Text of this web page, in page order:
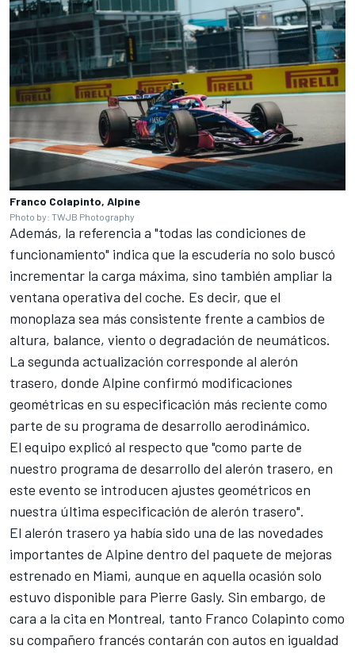
Franco Colapinto, Alpine
Photo by: TWJB Photography
Además, la referencia a "todas las condiciones de
funcionamiento" indica que la escudería no solo buscó
incrementar la carga máxima, sino también ampliar la
ventana operativa del coche. Es decir, que el
monoplaza sea más consistente frente a cambios de
altura, balance, viento o degradación de neumáticos.
La segunda actualización corresponde al alerón
trasero, donde Alpine confirmó modificaciones
geométricas en su especificación más reciente como
parte de su programa de desarrollo aerodinámico.
El equipo explicó al respecto que "como parte de
nuestro programa de desarrollo del alerón trasero, en
este evento se introducen ajustes geométricos en
nuestra última especificación de alerón trasero".
El alerón trasero ya había sido una de las novedades
importantes de Alpine dentro del paquete de mejoras
estrenado en Miami, aunque en aquella ocasión solo
estuvo disponible para Pierre Gasly. Sin embargo, de
cara a la cita en Montreal, tanto Franco Colapinto como
su compañero francés contarán con autos en igualdad